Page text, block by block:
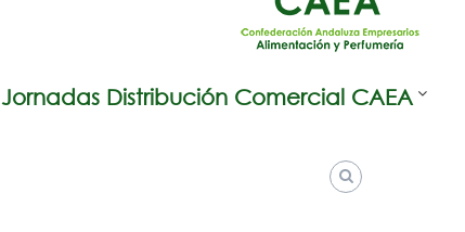
Jornadas Distribución Comercial CAEA